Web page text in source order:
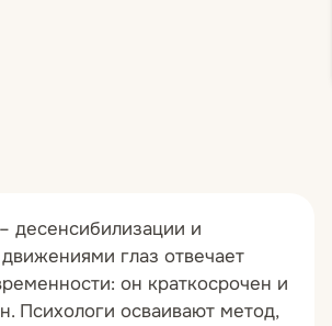
десенсибилизации и
глаз отвечает
он краткосрочен и
Психологи осваивают метод,